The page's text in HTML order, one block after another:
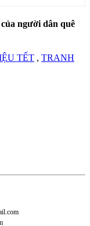
người dân quê
TẾT , TRANH